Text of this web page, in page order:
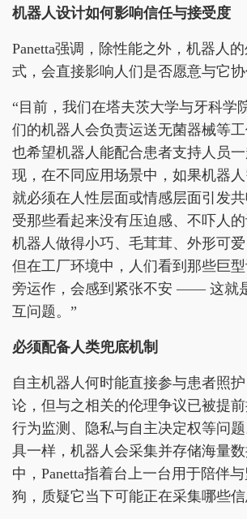
机器人设计如何影响信任与接受度
Panetta强调，除性能之外，机器人
式，会直接影响人们是否愿意与它协
“目前，我们在塔夫茨大学与牙科学
们的机器人会负责运送无菌器械等
也希望机器人能配合患者支持人员
现，在不同应用场景中，如果机器人
就必须在人性层面或情感层面引发
受那些看起来没有压迫感、不吓人
机器人做得小巧、毛茸茸、外形可爱
但在工厂环境中，人们看到那些巨
旁运作，会感到紧张不安 —— 这就
互问题。”
必须配备人类兜底机制
自主机器人何时能直接参与患者照
论，但与之相关的伦理争议已被提
行为监测、隐私与自主决定权等问
具一样，机器人会采集并存储海量
中，Panetta指着台上一台用于陪伴
狗，质疑它当下可能正在采集哪些信